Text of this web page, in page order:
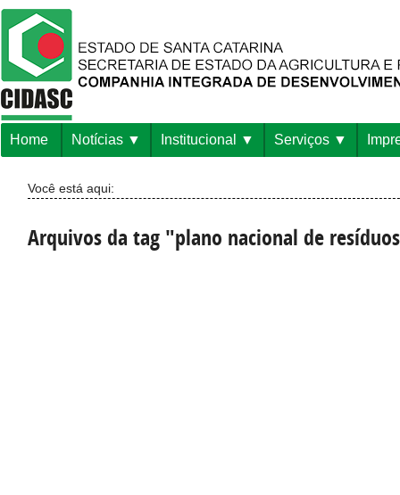
Home Notícias Institucional Serviços
Você está aqui:
Arquivos da tag "plano nacional de